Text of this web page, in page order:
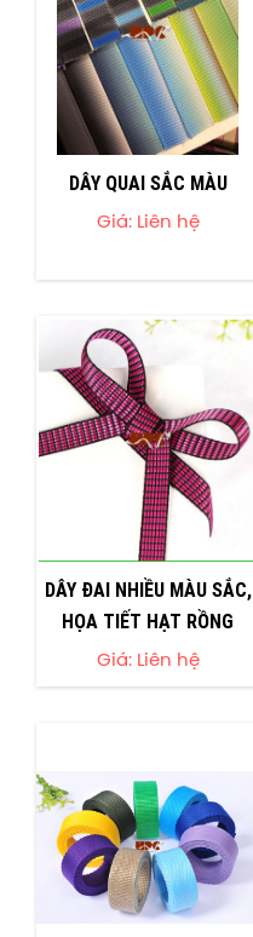
DÂY QUAI SẮC MÀU
Giá: Liên hệ
DÂY ĐAI NHIỀU MÀU SẮC,
HỌA TIẾT HẠT RỒNG
Giá: Liên hệ